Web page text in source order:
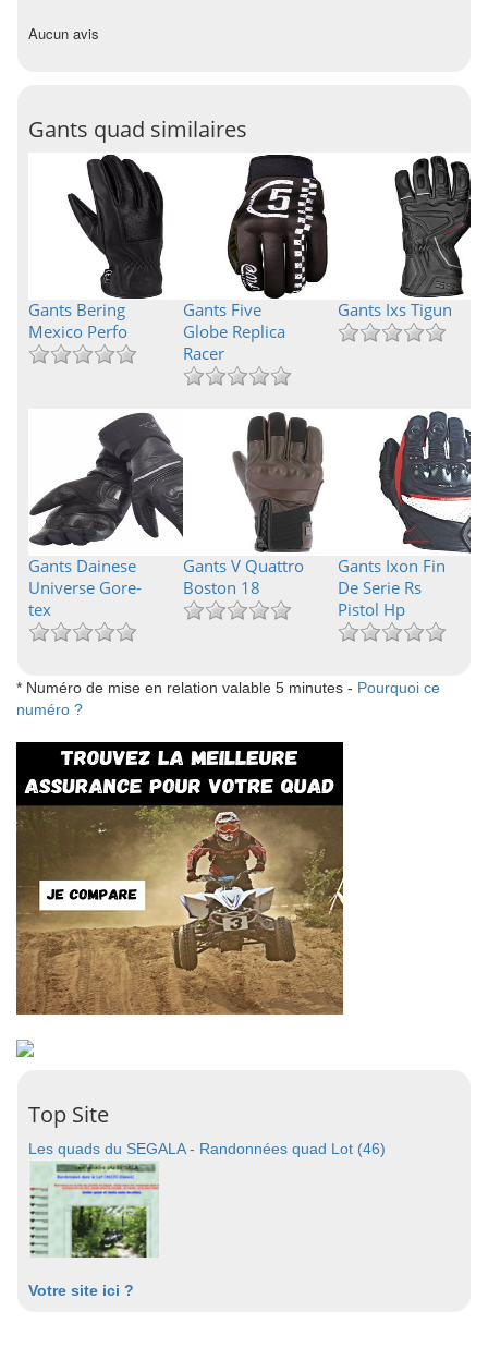
Aucun avis
Gants quad similaires
Gants Bering
Mexico Perfo
Gants Five
Globe Replica
Racer
Gants Ixs Tigun
Gants Dainese
Universe Gore-
tex
Gants V Quattro
Boston 18
Gants Ixon Fin
De Serie Rs
Pistol Hp
* Numéro de mise en relation valable 5 minutes - Pourquoi ce
numéro ?
Top Site
Les quads du SEGALA - Randonnées quad Lot (46)
Votre site ici ?